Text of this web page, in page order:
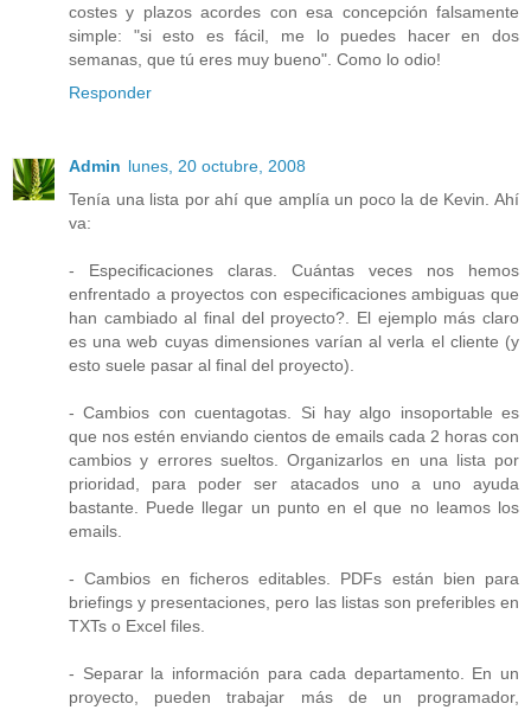
costes y plazos acordes con esa concepción falsamente
simple: "si esto es fácil, me lo puedes hacer en dos
semanas, que tú eres muy bueno". Como lo odio!
Responder
Admin lunes, 20 octubre, 2008
Tenía una lista por ahí que amplía un poco la de Kevin. Ahí
va:
- Especificaciones claras. Cuántas veces nos hemos
enfrentado a proyectos con especificaciones ambiguas que
han cambiado al final del proyecto?. El ejemplo más claro
es una web cuyas dimensiones varían al verla el cliente (y
esto suele pasar al final del proyecto).
- Cambios con cuentagotas. Si hay algo insoportable es
que nos estén enviando cientos de emails cada 2 horas con
cambios y errores sueltos. Organizarlos en una lista por
prioridad, para poder ser atacados uno a uno ayuda
bastante. Puede llegar un punto en el que no leamos los
emails.
- Cambios en ficheros editables. PDFs están bien para
briefings y presentaciones, pero las listas son preferibles en
TXTs o Excel files.
- Separar la información para cada departamento. En un
proyecto, pueden trabajar más de un programador,